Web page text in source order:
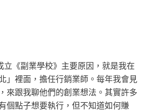
立《副業學校》主要原因，就是我在
」裡面，擔任行銷業師。每年我會見
來跟我聊他們的創業想法。其實許多
個點子想要執行，但不知道如何賺